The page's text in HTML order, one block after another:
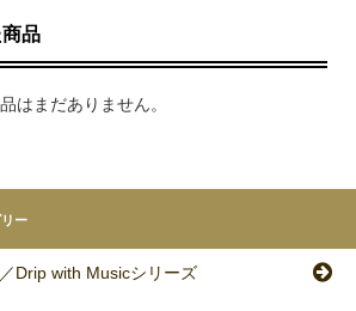
品
はまだありません。
ー
Drip with Musicシリーズ